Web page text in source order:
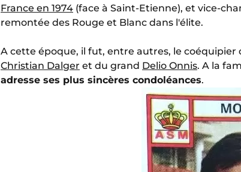
France en 1974 (face à Saint-Etienne), et vice-
remontée des Rouge et Blanc dans l'élite.
A cette époque, il fut, entre autres, le coéquipier
Christian Dalger et du grand Delio Onnis. A la
adresse ses plus sincères condoléances.